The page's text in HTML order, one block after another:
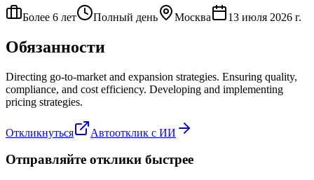
Более 6 лет Полный день Москва 13 июля 2026 г.
Обязанности
Directing go-to-market and expansion strategies. Ensuring quality,
compliance, and cost efficiency. Developing and implementing
pricing strategies.
Откликнуться Автоотклик с ИИ
Отправляйте отклики быстрее